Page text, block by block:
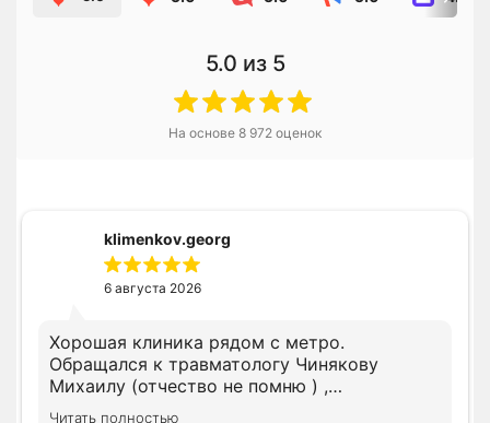
5.0 из 5
На основе 8 972 оценок
klimenkov.georg
6 августа 2026
Хорошая клиника рядом с метро.
Обращался к травматологу Чинякову
Михаилу (отчество не помню ) ,
компетентный врач , разъяснил доходчиво .
Читать полностью